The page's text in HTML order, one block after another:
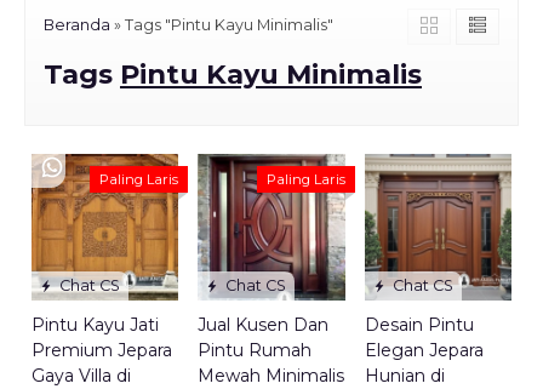
Beranda » Tags "Pintu Kayu Minimalis"
Tags Pintu Kayu Minimalis
Chat CS
Paling Laris
Pintu Kayu Jati
Premium Jepara
Gaya Villa di
Chat CS
Paling Laris
Jual Kusen Dan
Pintu Rumah
Mewah Minimalis
Chat CS
Desain Pintu
Elegan Jepara
Hunian di